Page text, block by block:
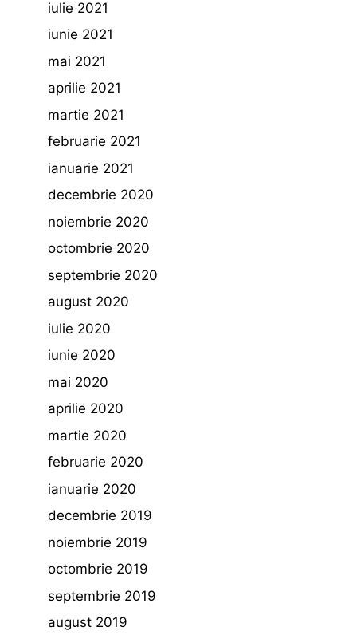
iulie 2021
iunie 2021
mai 2021
aprilie 2021
martie 2021
februarie 2021
ianuarie 2021
decembrie 2020
noiembrie 2020
octombrie 2020
septembrie 2020
august 2020
iulie 2020
iunie 2020
mai 2020
aprilie 2020
martie 2020
februarie 2020
ianuarie 2020
decembrie 2019
noiembrie 2019
octombrie 2019
septembrie 2019
august 2019